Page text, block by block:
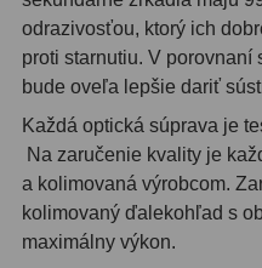
Adaptéry k okulárovým
výťahom8
Primárne zrkadlá9
Sekundárne zrkadlá 6
Binokulárne286
odrazivosťou, ktorý ich
proti starnutiu. V porovnaní
bude oveľa lepšie dariť
Každá optická súprava je
Na zaručenie kvality je
a kolimovaná výrobcom.
kolimovaný ďalekohľad s
maximálny výkon.